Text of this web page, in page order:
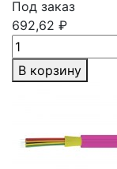
Под заказ
692,62 ₽
В корзину